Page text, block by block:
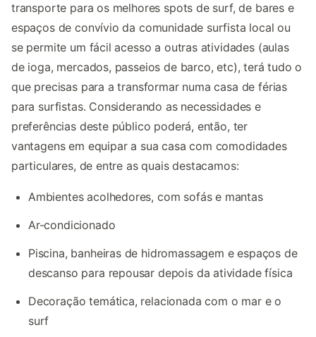
transporte para os melhores spots de surf, de bares e
espaços de convívio da comunidade surfista local ou
se permite um fácil acesso a outras atividades (aulas
de ioga, mercados, passeios de barco, etc), terá tudo o
que precisas para a transformar numa casa de férias
para surfistas. Considerando as necessidades e
preferências deste público poderá, então, ter
vantagens em equipar a sua casa com comodidades
particulares, de entre as quais destacamos:
Ambientes acolhedores, com sofás e mantas
Ar-condicionado
Piscina, banheiras de hidromassagem e espaços de
descanso para repousar depois da atividade física
Decoração temática, relacionada com o mar e o
surf